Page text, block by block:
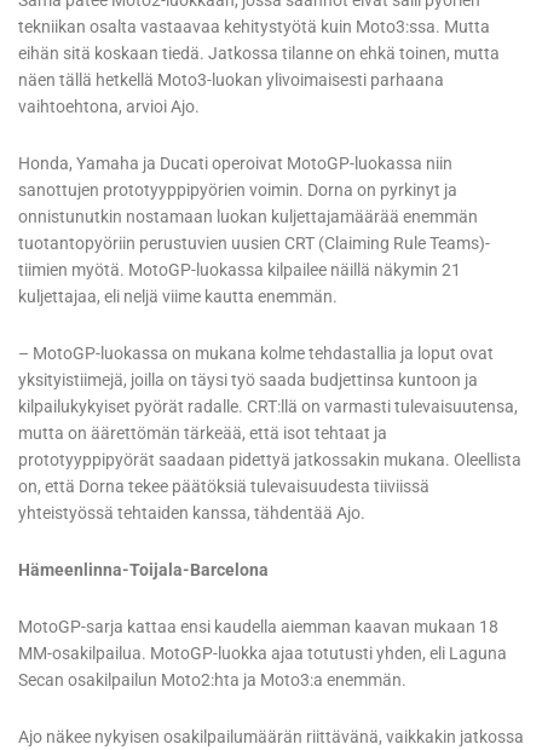
tekniikan osalta vastaavaa kehitystyötä kuin Moto3:ssa. Mutta
eihän sitä koskaan tiedä. Jatkossa tilanne on ehkä toinen, mutta
näen tällä hetkellä Moto3-luokan ylivoimaisesti parhaana
vaihtoehtona, arvioi Ajo.
Honda, Yamaha ja Ducati operoivat MotoGP-luokassa niin
sanottujen prototyyppipyörien voimin. Dorna on pyrkinyt ja
onnistunutkin nostamaan luokan kuljettajamäärää enemmän
tuotantopyöriin perustuvien uusien CRT (Claiming Rule Teams)-
tiimien myötä. MotoGP-luokassa kilpailee näillä näkymin 21
kuljettajaa, eli neljä viime kautta enemmän.
– MotoGP-luokassa on mukana kolme tehdastallia ja loput ovat
yksityistiimejä, joilla on täysi työ saada budjettinsa kuntoon ja
kilpailukykyiset pyörät radalle. CRT:llä on varmasti tulevaisuutensa,
mutta on äärettömän tärkeää, että isot tehtaat ja
prototyyppipyörät saadaan pidettyä jatkossakin mukana. Oleellista
on, että Dorna tekee päätöksiä tulevaisuudesta tiiviissä
yhteistyössä tehtaiden kanssa, tähdentää Ajo.
Hämeenlinna-Toijala-Barcelona
MotoGP-sarja kattaa ensi kaudella aiemman kaavan mukaan 18
MM-osakilpailua. MotoGP-luokka ajaa totutusti yhden, eli Laguna
Secan osakilpailun Moto2:hta ja Moto3:a enemmän.
Ajo näkee nykyisen osakilpailumäärän riittävänä, vaikkakin jatkossa